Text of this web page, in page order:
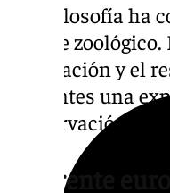
Esta filosofía ha
parque
admiración y el
visitantes una
conservación del
Referente